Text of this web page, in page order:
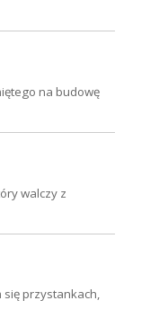
na budowę
walczy z
się przystankach,